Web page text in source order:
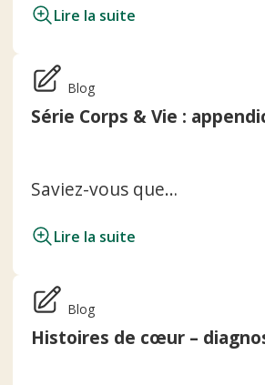
Lire la suite
Blog
Série Corps & Vie :
Saviez-vous que…
Lire la suite
Blog
Histoires de cœur –